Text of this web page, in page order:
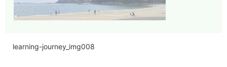
learning-journey_img008